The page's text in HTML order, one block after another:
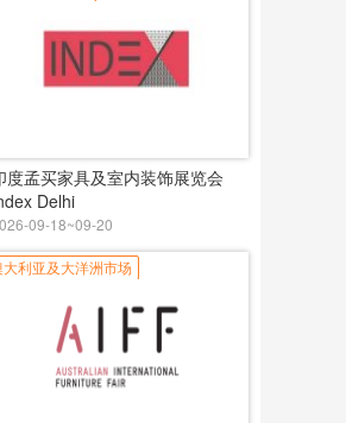
度孟买家具及室内装饰展览会
Delhi
09-18~09-20
大利亚及大洋洲市场